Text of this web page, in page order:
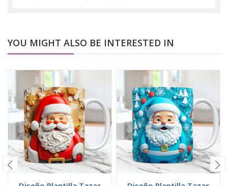
YOU MIGHT ALSO BE INTERESTED IN